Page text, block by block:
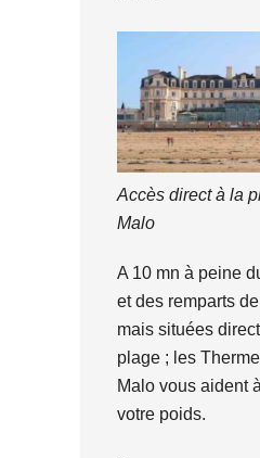
Accès direct à la
Malo
A 10 mn à peine
et des remparts
mais situées
plage ; les
Malo vous aident
votre poids.